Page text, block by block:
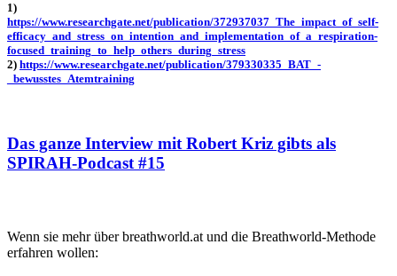
1)
https://www.researchgate.net/publication/372937037_The_impact_of_self-
efficacy_and_stress_on_intention_and_implementation_of_a_respiration-
focused_training_to_help_others_during_stress
2) https://www.researchgate.net/publication/379330335_BAT_-
_bewusstes_Atemtraining
Das ganze Interview mit Robert Kriz gibts als
SPIRAH-Podcast #15
Wenn sie mehr über breathworld.at und die Breathworld-Methode
erfahren wollen: